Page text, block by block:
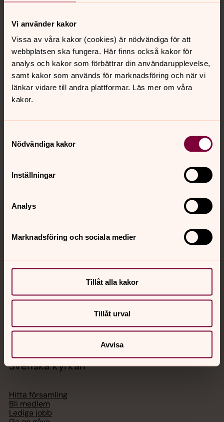
Vi använder kakor
Vissa av våra kakor (cookies) är nödvändiga för att
webbplatsen ska fungera. Här finns också kakor för
analys och kakor som förbättrar din användarupplevelse,
samt kakor som används för marknadsföring och när vi
länkar vidare till andra plattformar. Läs mer om våra
kakor.
Nödvändiga kakor
Inställningar
Analys
Marknadsföring och sociala medier
Tillåt alla kakor
Tillåt urval
Avvisa
Kontakt
Kalender
Sociala kanaler
med en präst på kvällar och nätter.
Chatt
Svenska kyrkan
Hitta församling
Bli medlem
Lediga jobb